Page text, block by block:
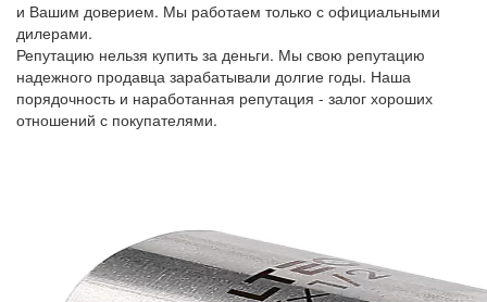
и Вашим доверием. Мы работаем только с официальными
дилерами.
Репутацию нельзя купить за деньги. Мы свою репутацию
надежного продавца зарабатывали долгие годы. Наша
порядочность и наработанная репутация - залог хороших
отношений с покупателями.